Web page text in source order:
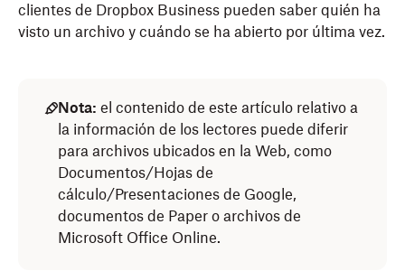
clientes de Dropbox Business pueden saber quién ha
visto un archivo y cuándo se ha abierto por última vez.
Nota: el contenido de este artículo relativo a
la información de los lectores puede diferir
para archivos ubicados en la Web, como
Documentos/Hojas de
cálculo/Presentaciones de Google,
documentos de Paper o archivos de
Microsoft Office Online.